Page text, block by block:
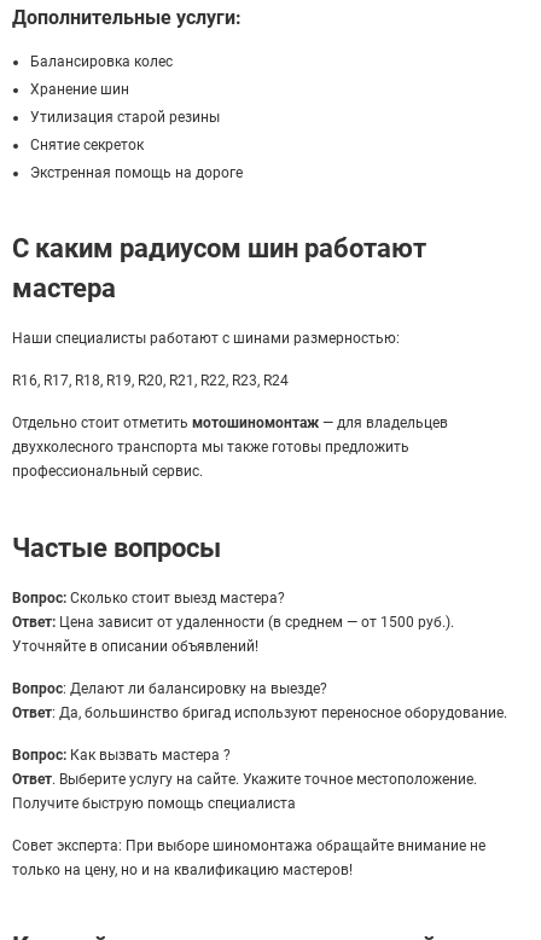
Дополнительные услуги:
Балансировка колес
Хранение шин
Утилизация старой резины
Снятие секреток
Экстренная помощь на дороге
С каким радиусом шин работают
мастера
Наши специалисты работают с шинами размерностью:
R16, R17, R18, R19, R20, R21, R22, R23, R24
Отдельно стоит отметить мотошиномонтаж — для владельцев
двухколесного транспорта мы также готовы предложить
профессиональный сервис.
Частые вопросы
Вопрос: Сколько стоит выезд мастера?
Ответ: Цена зависит от удаленности (в среднем — от 1500 руб.).
Уточняйте в описании объявлений!
Вопрос: Делают ли балансировку на выезде?
Ответ: Да, большинство бригад используют переносное оборудование.
Вопрос: Как вызвать мастера ?
Ответ. Выберите услугу на сайте. Укажите точное местоположение.
Получите быструю помощь специалиста
Совет эксперта: При выборе шиномонтажа обращайте внимание не
только на цену, но и на квалификацию мастеров!